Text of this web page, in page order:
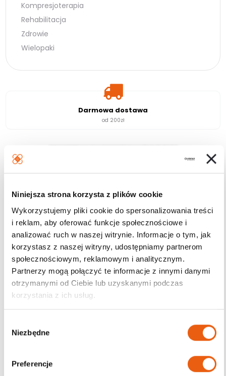
Niniejsza strona korzysta z plików cookie
Wykorzystujemy pliki cookie do spersonalizowania treści
i reklam, aby oferować funkcje społecznościowe i
analizować ruch w naszej witrynie. Informacje o tym, jak
korzystasz z naszej witryny, udostępniamy partnerom
społecznościowym, reklamowym i analitycznym.
Partnerzy mogą połączyć te informacje z innymi danymi
otrzymanymi od Ciebie lub uzyskanymi podczas
korzystania z ich usług.
Niezbędne
Preferencje
Kompresjoterapia
Rehabilitacja
Zdrowie
Wielopaki
Darmowa dostawa
od 200zł